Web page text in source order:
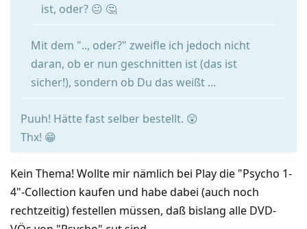
ist, oder? 😐 🤔
Mit dem ".., oder?" zweifle ich jedoch nicht
daran, ob er nun geschnitten ist (das ist
sicher!), sondern ob Du das weißt ...
Puuh! Hätte fast selber bestellt. 😲
Thx! 😁
Kein Thema! Wollte mir nämlich bei Play die "Psycho 1-
4"-Collection kaufen und habe dabei (auch noch
rechtzeitig) festellen müssen, daß bislang alle DVD-